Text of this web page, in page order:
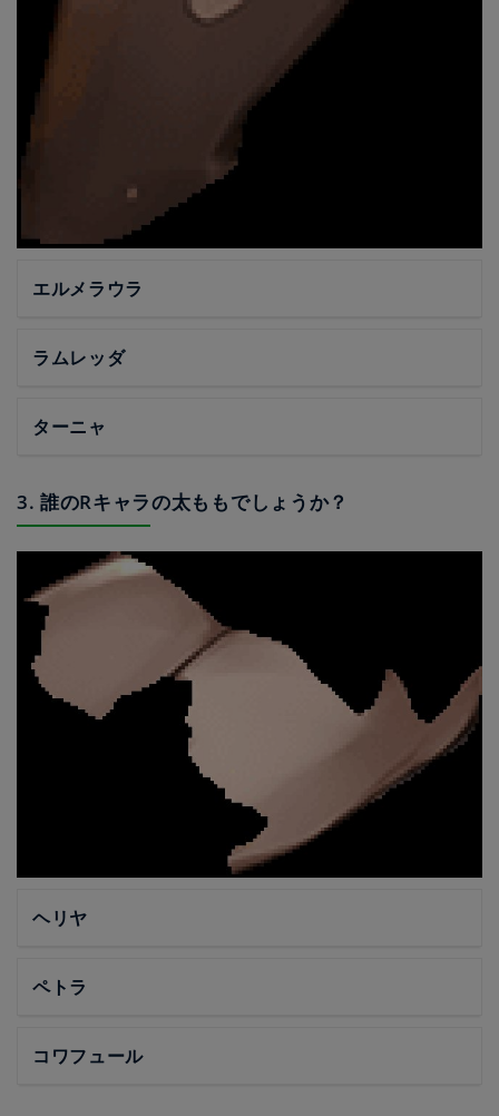
エルメラウラ
ラムレッダ
ターニャ
3. 誰のRキャラの太ももでしょうか？
ヘリヤ
ペトラ
コワフュール